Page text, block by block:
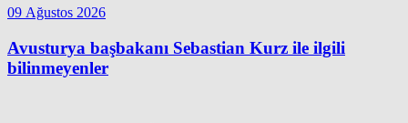
09 Ağustos 2026
Avusturya başbakanı Sebastian Kurz ile ilgili
bilinmeyenler